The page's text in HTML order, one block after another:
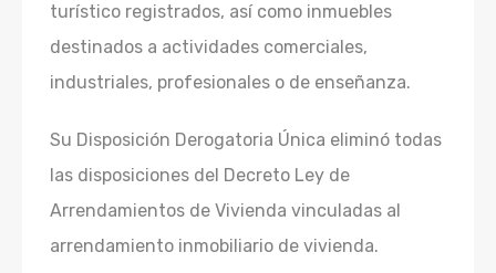
turístico registrados, así como inmuebles
destinados a actividades comerciales,
industriales, profesionales o de enseñanza.
Su Disposición Derogatoria Única eliminó todas
las disposiciones del Decreto Ley de
Arrendamientos de Vivienda vinculadas al
arrendamiento inmobiliario de vivienda.